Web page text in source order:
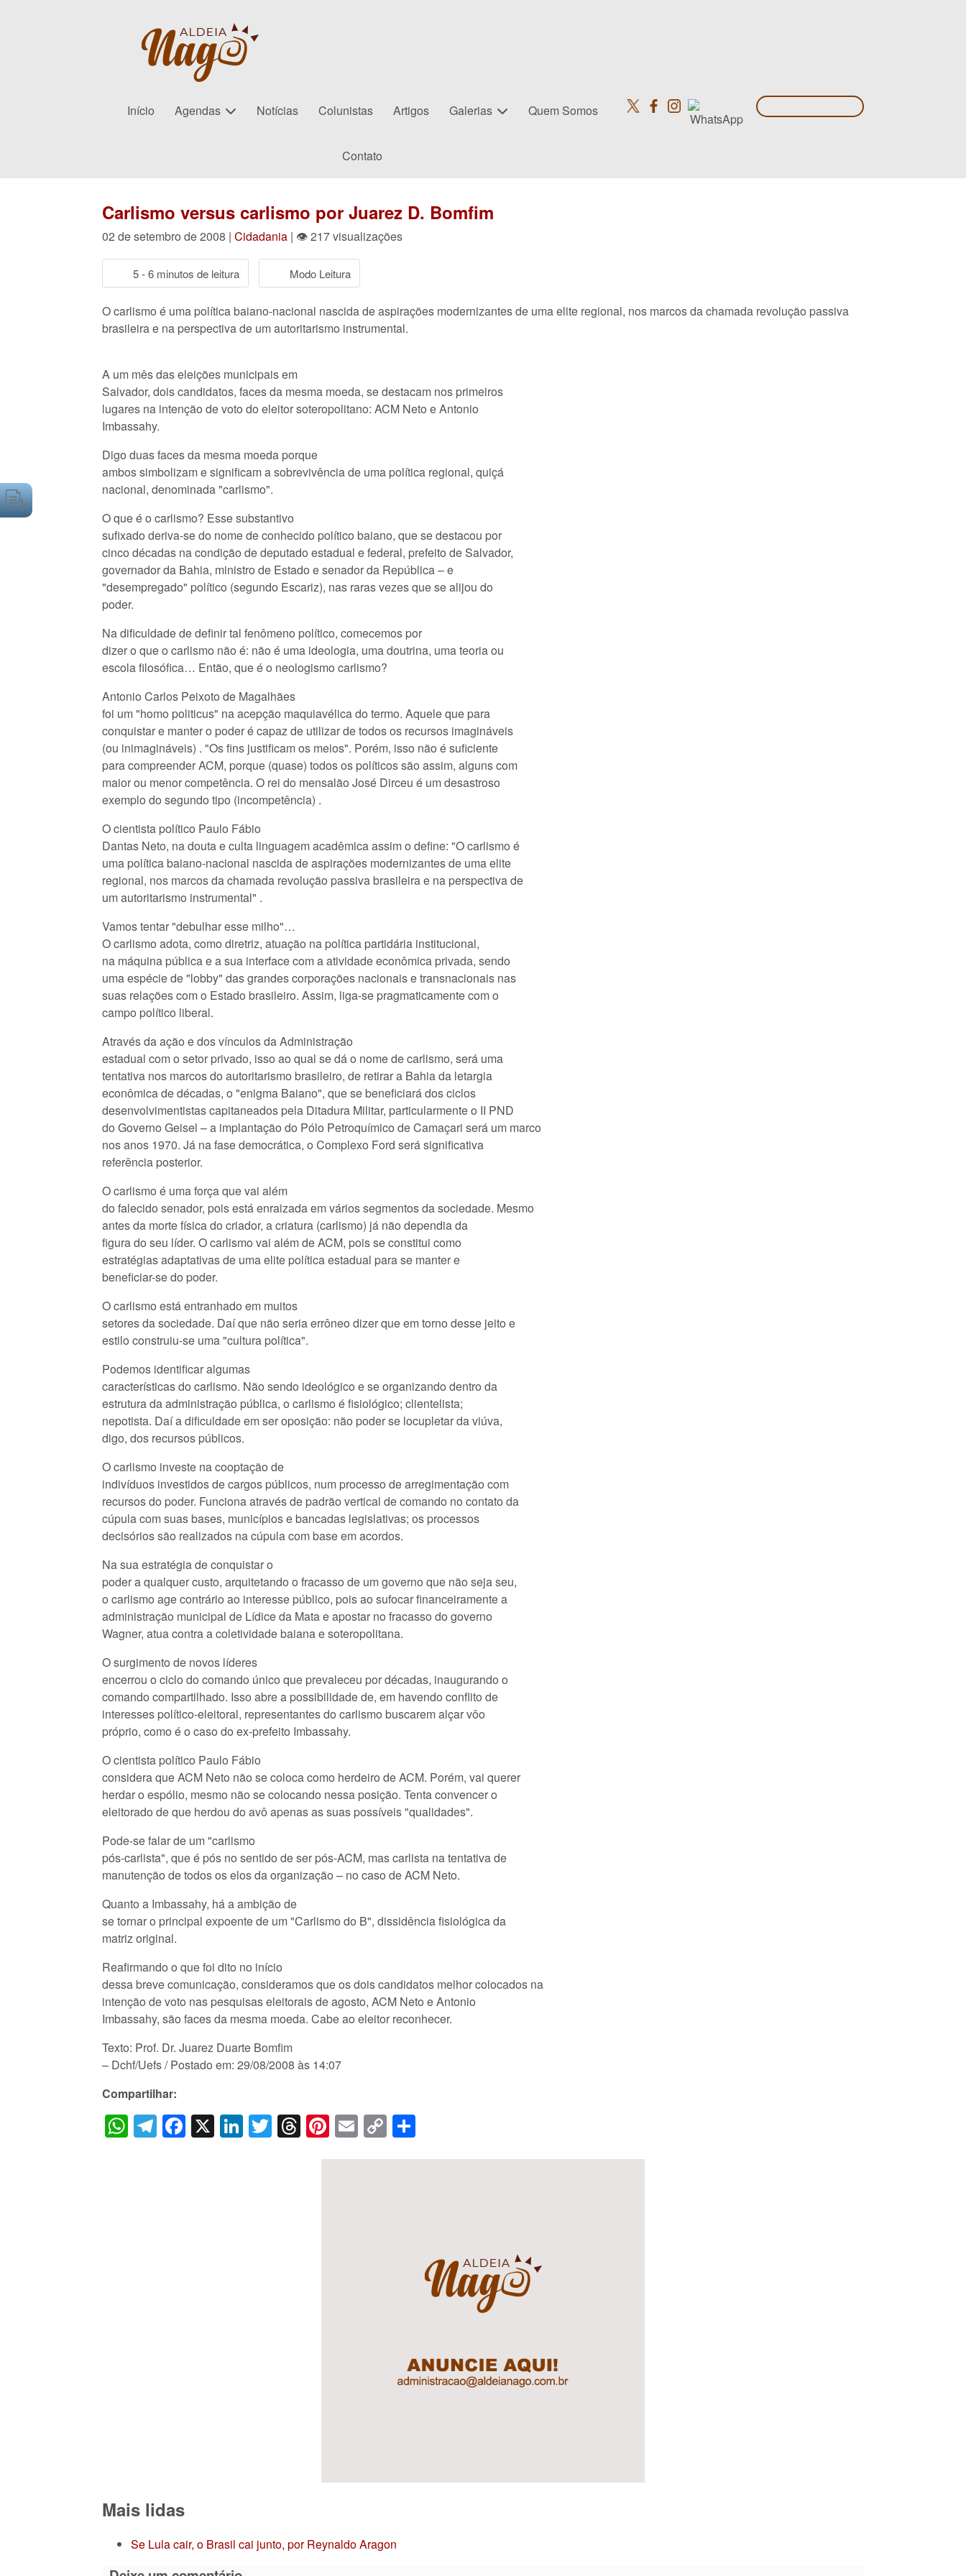
Início Agendas Notícias Colunistas Artigos Galerias Quem Somos
Contato
Carlismo versus carlismo por Juarez D. Bomfim
02 de setembro de 2008 | Cidadania | 👁 217 visualizações
5 - 6 minutos de leitura Modo Leitura
O carlismo é uma política baiano-nacional nascida de aspirações modernizantes de uma elite regional, nos marcos da chamada revolução passiva
brasileira e na perspectiva de um autoritarismo instrumental.
A um mês das eleições municipais em
Salvador, dois candidatos, faces da mesma moeda, se destacam nos primeiros
lugares na intenção de voto do eleitor soteropolitano: ACM Neto e Antonio
Imbassahy.
Digo duas faces da mesma moeda porque
ambos simbolizam e significam a sobrevivência de uma política regional, quiçá
nacional, denominada "carlismo".
O que é o carlismo? Esse substantivo
sufixado deriva-se do nome de conhecido político baiano, que se destacou por
cinco décadas na condição de deputado estadual e federal, prefeito de Salvador,
governador da Bahia, ministro de Estado e senador da República – e
"desempregado" político (segundo Escariz), nas raras vezes que se alijou do
poder.
Na dificuldade de definir tal fenômeno político, comecemos por
dizer o que o carlismo não é: não é uma ideologia, uma doutrina, uma teoria ou
escola filosófica… Então, que é o neologismo carlismo?
Antonio Carlos Peixoto de Magalhães
foi um "homo politicus" na acepção maquiavélica do termo. Aquele que para
conquistar e manter o poder é capaz de utilizar de todos os recursos imagináveis
(ou inimagináveis) . "Os fins justificam os meios". Porém, isso não é suficiente
para compreender ACM, porque (quase) todos os políticos são assim, alguns com
maior ou menor competência. O rei do mensalão José Dirceu é um desastroso
exemplo do segundo tipo (incompetência) .
O cientista político Paulo Fábio
Dantas Neto, na douta e culta linguagem acadêmica assim o define: "O carlismo é
uma política baiano-nacional nascida de aspirações modernizantes de uma elite
regional, nos marcos da chamada revolução passiva brasileira e na perspectiva de
um autoritarismo instrumental" .
Vamos tentar "debulhar esse milho"…
O carlismo adota, como diretriz, atuação na política partidária institucional,
na máquina pública e a sua interface com a atividade econômica privada, sendo
uma espécie de "lobby" das grandes corporações nacionais e transnacionais nas
suas relações com o Estado brasileiro. Assim, liga-se pragmaticamente com o
campo político liberal.
Através da ação e dos vínculos da Administração
estadual com o setor privado, isso ao qual se dá o nome de carlismo, será uma
tentativa nos marcos do autoritarismo brasileiro, de retirar a Bahia da letargia
econômica de décadas, o "enigma Baiano", que se beneficiará dos ciclos
desenvolvimentistas capitaneados pela Ditadura Militar, particularmente o II PND
do Governo Geisel – a implantação do Pólo Petroquímico de Camaçari será um marco
nos anos 1970. Já na fase democrática, o Complexo Ford será significativa
referência posterior.
O carlismo é uma força que vai além
do falecido senador, pois está enraizada em vários segmentos da sociedade. Mesmo
antes da morte física do criador, a criatura (carlismo) já não dependia da
figura do seu líder. O carlismo vai além de ACM, pois se constitui como
estratégias adaptativas de uma elite política estadual para se manter e
beneficiar-se do poder.
O carlismo está entranhado em muitos
setores da sociedade. Daí que não seria errôneo dizer que em torno desse jeito e
estilo construiu-se uma "cultura política".
Podemos identificar algumas
características do carlismo. Não sendo ideológico e se organizando dentro da
estrutura da administração pública, o carlismo é fisiológico; clientelista;
nepotista. Daí a dificuldade em ser oposição: não poder se locupletar da viúva,
digo, dos recursos públicos.
O carlismo investe na cooptação de
indivíduos investidos de cargos públicos, num processo de arregimentação com
recursos do poder. Funciona através de padrão vertical de comando no contato da
cúpula com suas bases, municípios e bancadas legislativas; os processos
decisórios são realizados na cúpula com base em acordos.
Na sua estratégia de conquistar o
poder a qualquer custo, arquitetando o fracasso de um governo que não seja seu,
o carlismo age contrário ao interesse público, pois ao sufocar financeiramente a
administração municipal de Lídice da Mata e apostar no fracasso do governo
Wagner, atua contra a coletividade baiana e soteropolitana.
O surgimento de novos líderes
encerrou o ciclo do comando único que prevaleceu por décadas, inaugurando o
comando compartilhado. Isso abre a possibilidade de, em havendo conflito de
interesses político-eleitoral, representantes do carlismo buscarem alçar vôo
próprio, como é o caso do ex-prefeito Imbassahy.
O cientista político Paulo Fábio
considera que ACM Neto não se coloca como herdeiro de ACM. Porém, vai querer
herdar o espólio, mesmo não se colocando nessa posição. Tenta convencer o
eleitorado de que herdou do avô apenas as suas possíveis "qualidades".
Pode-se falar de um "carlismo
pós-carlista", que é pós no sentido de ser pós-ACM, mas carlista na tentativa de
manutenção de todos os elos da organização – no caso de ACM Neto.
Quanto a Imbassahy, há a ambição de
se tornar o principal expoente de um "Carlismo do B", dissidência fisiológica da
matriz original.
Reafirmando o que foi dito no início
dessa breve comunicação, consideramos que os dois candidatos melhor colocados na
intenção de voto nas pesquisas eleitorais de agosto, ACM Neto e Antonio
Imbassahy, são faces da mesma moeda. Cabe ao eleitor reconhecer.
Texto: Prof. Dr. Juarez Duarte Bomfim
– Dchf/Uefs / Postado em: 29/08/2008 às 14:07
Compartilhar:
WhatsApp
Telegram
Facebook
X LinkedIn
Twitter
Threads
Pinterest
Email
Copy
Link
Mais lidas
Se Lula cair, o Brasil cai junto, por Reynaldo Aragon